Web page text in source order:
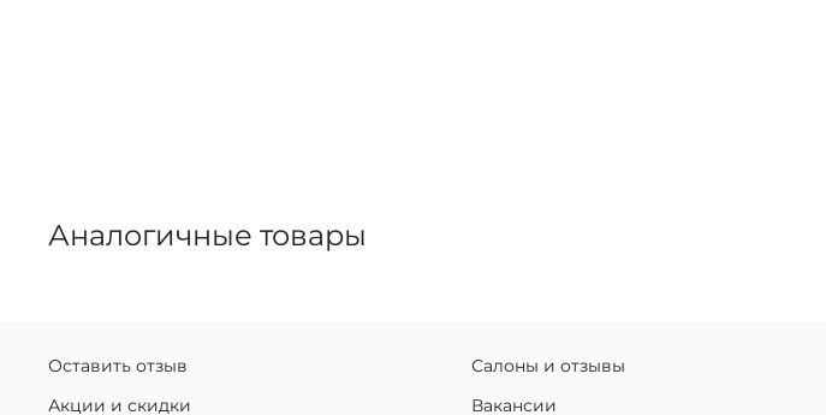
Аналогичные товары
Оставить отзыв
Акции и скидки
Салоны и отзывы
Вакансии